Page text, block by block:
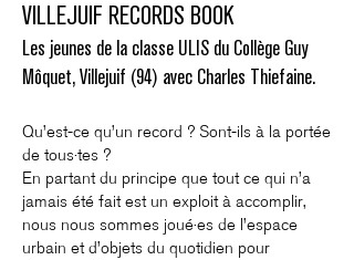
VILLEJUIF RECORDS BOOK
Les jeunes de la classe ULIS du Collège Guy
Môquet, Villejuif (94) avec Charles Thiefaine.
Qu’est-ce qu’un record ? Sont-ils à la portée
de tous·tes ?
En partant du principe que tout ce qui n’a
jamais été fait est un exploit à accomplir,
nous nous sommes joué·es de l’espace
urbain et d’objets du quotidien pour